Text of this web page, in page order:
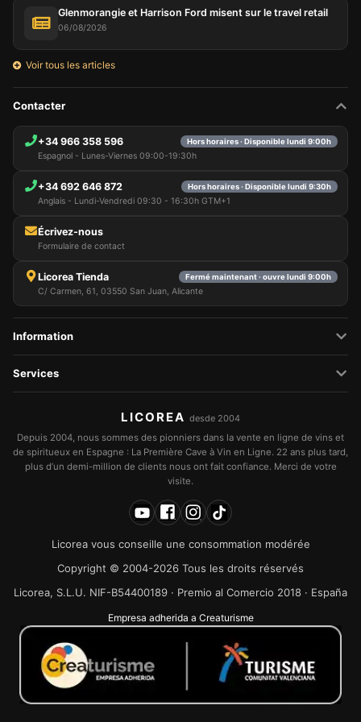
Glenmorangie et Harrison Ford misent sur le travel retail
06/08/2026
Voir tous les articles
Contacter
+34 966 358 596 Hors horaires · Disponible lundi 9:00h
Espagnol - Lunes-Viernes 09:00-19:30h
+34 692 646 872 Hors horaires · Disponible lundi 9:30h
Anglais - Lundi-Vendredi 09:30 - 16:30h GTM+1
Écrivez-nous
Formulaire de contact
Licorea Tienda Fermé maintenant · ouvre lundi 9:00h
C/ Carmen, 61, 03550 San Juan, Alicante
Information
Services
LICOREA desde 2004
Depuis 2004, nous sommes des pionniers dans la vente en ligne de vins et
de spiritueux en Espagne : La Première Cave à Vin en Ligne. 22 ans plus tard,
plus d’un demi-million de clients nous ont fait confiance. Merci de votre
visite.
Licorea vous conseille une consommation modérée
Copyright © 2004-2026 Tous les droits réservés
Licorea, S.L.U. NIF-B54400189 · Premio al Comercio 2018 · España
Empresa adherida a Creaturisme